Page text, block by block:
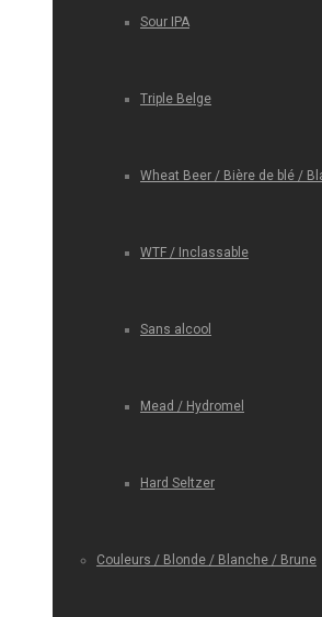
Sour IPA
Triple Belge
Wheat Beer / Bière de blé /
WTF / Inclassable
Sans alcool
Mead / Hydromel
Hard Seltzer
Couleurs / Blonde / Blanche / Brune